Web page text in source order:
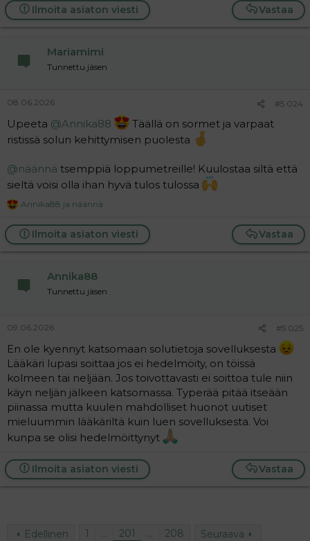
a
c
t
Vastaa
Ilmoita asiaton viesti
Mariamimi
Tunnettu jäsen
08.06.2026 #5 024
Upeeta @Annika88
Täällä on sormet ja varpaat
ristissä solun kehittymisen puolesta
@näännä tsemppiä loppumetreille! Kuulostaa siltä että
sieltä voisi olla ihan hyvä tulos tulossa
R
a
c
t
Annika88 ja näännä
Vastaa
Ilmoita asiaton viesti
Annika88
Tunnettu jäsen
09.06.2026 #5 025
En ole kyennyt katsomaan solutietoja sovelluksesta
Lääkäri lupasi soittaa jos ei hedelmöity, on töissä
kolmeen tai neljään. Jos toivottavasti ei soittoa tule niin
käyn neljän jälkeen katsomassa. Typerää pitää itseään
piinassa mutta kuulen mahdolliset huonot uutiset
mieluummin lääkäriltä kuin luen sovelluksesta. Voi
kunpa se olisi hedelmöittynyt
Vastaa
Ilmoita asiaton viesti
Edellinen 1 … 201 … 208 Seuraava